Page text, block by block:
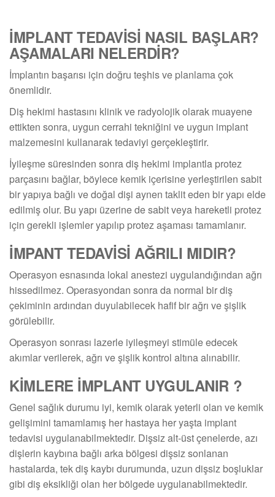
İMPLANT TEDAVİSİ NASIL BAŞLAR?
AŞAMALARI NELERDİR?
İmplantın başarısı için doğru teşhis ve planlama çok
önemlidir.
Diş hekimi hastasını klinik ve radyolojik olarak muayene
ettikten sonra, uygun cerrahi tekniğini ve uygun implant
malzemesini kullanarak tedaviyi gerçekleştirir.
İyileşme süresinden sonra diş hekimi implantla protez
parçasını bağlar, böylece kemik içerisine yerleştirilen sabit
bir yapıya bağlı ve doğal dişi aynen taklit eden bir yapı elde
edilmiş olur. Bu yapı üzerine de sabit veya hareketli protez
için gerekli işlemler yapılıp protez aşaması tamamlanır.
İMPANT TEDAVİSİ AĞRILI MIDIR?
Operasyon esnasında lokal anestezi uygulandığından ağrı
hissedilmez. Operasyondan sonra da normal bir diş
çekiminin ardından duyulabilecek hafif bir ağrı ve şişlik
görülebilir.
Operasyon sonrası lazerle iyileşmeyi stimüle edecek
akımlar verilerek, ağrı ve şişlik kontrol altına alınabilir.
KİMLERE İMPLANT UYGULANIR ?
Genel sağlık durumu iyi, kemik olarak yeterli olan ve kemik
gelişimini tamamlamış her hastaya her yaşta implant
tedavisi uygulanabilmektedir. Dişsiz alt-üst çenelerde, azı
dişlerin kaybına bağlı arka bölgesi dişsiz sonlanan
hastalarda, tek diş kaybı durumunda, uzun dişsiz boşluklar
gibi diş eksikliği olan her bölgede uygulanabilmektedir.